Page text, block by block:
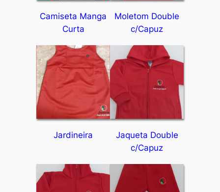
Camiseta Manga
Curta
Moletom Double
c/Capuz
Jardineira
Jaqueta Double
c/Capuz